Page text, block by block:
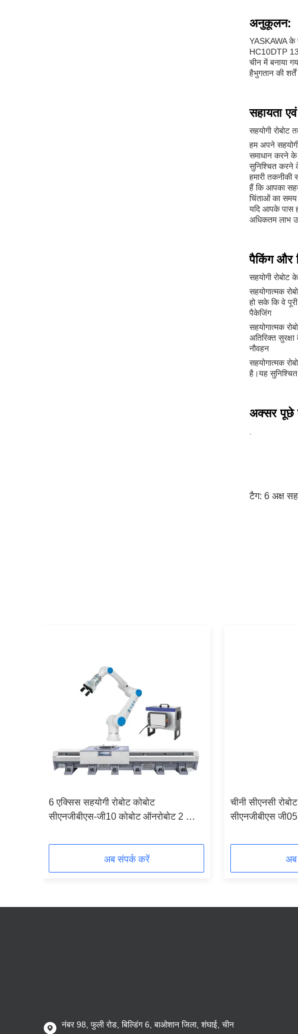
अनुकूलन:
YASKAWA के
HC10DTP
चीन में बनाया
हैभुगतान की
सहायता
सहयोगी रोबोट
हम अपने
समाधान करने
सुनिश्चित करने
हमारी
हैं कि आपका
चिंताओं का समय
यदि आपके पास
अधिकतम लाभ
पैकिंग और
सहयोगी रोबोट
सहयोगात्मक
हो सके कि वे
पैकेजिंग
सहयोगात्मक
अतिरिक्त
नौवहन
सहयोगात्मक
है।यह सुनिश्चित
अक्सर पूछे
टैग: 6 अक्ष
6 एक्सिस सहयोगी रोबोट कोबोट
सीएनजीबीएस-जी10 कोबोट ऑनरोबोट 2 फिंगर
अब संपर्क करें
चीनी सीएनसी
सीएनजीबीएस
अब
नंबर 98, फुली रोड, बिल्डिंग 6, बाओशान जिला, शंघाई, चीन